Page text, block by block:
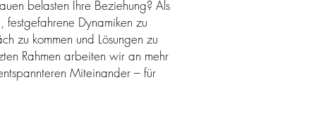
belasten Ihre Beziehung? Als
festgefahrene Dynamiken zu
zu kommen und Lösungen zu
Rahmen arbeiten wir an mehr
Miteinander – für